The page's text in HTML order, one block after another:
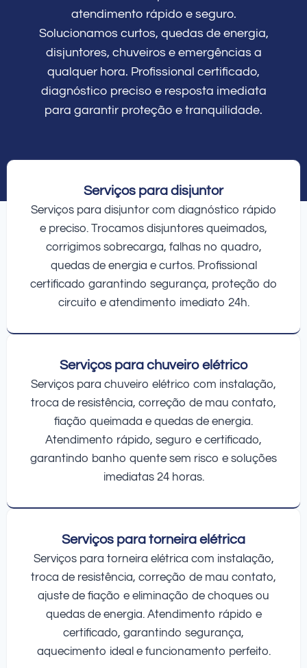
atendimento rápido e seguro.
Solucionamos curtos, quedas de energia,
disjuntores, chuveiros e emergências a
qualquer hora. Profissional certificado,
diagnóstico preciso e resposta imediata
para garantir proteção e tranquilidade.
Serviços para disjuntor
Serviços para disjuntor com diagnóstico rápido
e preciso. Trocamos disjuntores queimados,
corrigimos sobrecarga, falhas no quadro,
quedas de energia e curtos. Profissional
certificado garantindo segurança, proteção do
circuito e atendimento imediato 24h.
Serviços para chuveiro elétrico
Serviços para chuveiro elétrico com instalação,
troca de resistência, correção de mau contato,
fiação queimada e quedas de energia.
Atendimento rápido, seguro e certificado,
garantindo banho quente sem risco e soluções
imediatas 24 horas.
Serviços para torneira elétrica
Serviços para torneira elétrica com instalação,
troca de resistência, correção de mau contato,
ajuste de fiação e eliminação de choques ou
quedas de energia. Atendimento rápido e
certificado, garantindo segurança,
aquecimento ideal e funcionamento perfeito.